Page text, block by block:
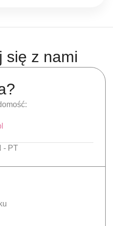
się z nami
- PT